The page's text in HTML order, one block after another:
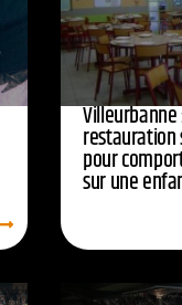
restauration
pour
sur une